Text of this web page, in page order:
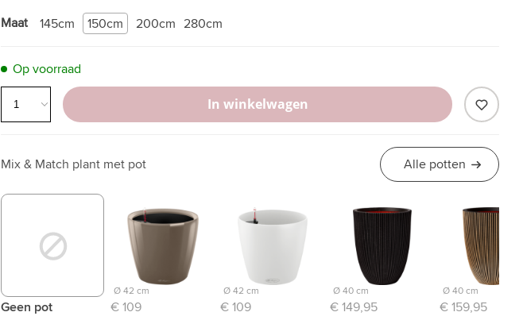
Maat 280cm
200cm
145cm 150cm
Op voorraad
In winkelwagen
Mix & Match plant met pot Alle potten
Geen pot € 109
Ø 42 cm
€ 109
Ø 42 cm
€ 149,95
Ø 40 cm
€ 159,95
Ø 40 cm